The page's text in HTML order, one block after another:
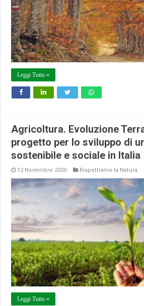
Leggi Tutto »
Agricoltura. Evoluzione
progetto per lo sviluppo di
sostenibile e sociale in Italia
12 Novembre 2020 Rispettiamo la Natura
Leggi Tutto »